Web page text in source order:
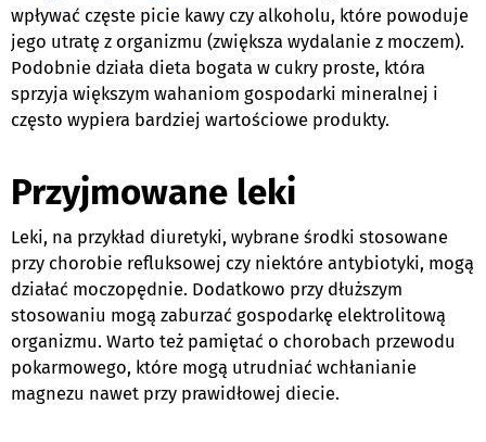
wpływać częste picie kawy czy alkoholu, które powoduje
jego utratę z organizmu (zwiększa wydalanie z moczem).
Podobnie działa dieta bogata w cukry proste, która
sprzyja większym wahaniom gospodarki mineralnej i
często wypiera bardziej wartościowe produkty.
Przyjmowane leki
Leki, na przykład diuretyki, wybrane środki stosowane
przy chorobie refluksowej czy niektóre antybiotyki, mogą
działać moczopędnie. Dodatkowo przy dłuższym
stosowaniu mogą zaburzać gospodarkę elektrolitową
organizmu. Warto też pamiętać o chorobach przewodu
pokarmowego, które mogą utrudniać wchłanianie
magnezu nawet przy prawidłowej diecie.